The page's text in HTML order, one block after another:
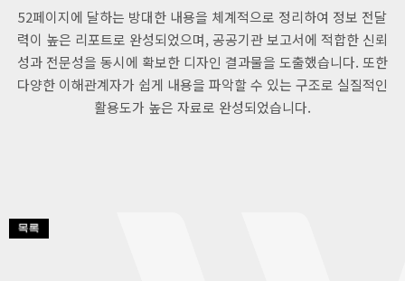
52페이지에 달하는 방대한 내용을 체계적으로 정리하여 정보 전달
력이 높은 리포트로 완성되었으며, 공공기관 보고서에 적합한 신뢰
성과 전문성을 동시에 확보한 디자인 결과물을 도출했습니다. 또한
다양한 이해관계자가 쉽게 내용을 파악할 수 있는 구조로 실질적인
활용도가 높은 자료로 완성되었습니다.